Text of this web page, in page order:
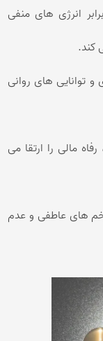
انرژی های منفی
کند.
توانایی های روانی
مالی را ارتقا می
های عاطفی و عدم